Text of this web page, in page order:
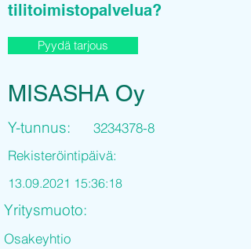
tilitoimistopalvelua?
Pyydä tarjous
MISASHA Oy
Y-tunnus:
3234378-8
Rekisteröintipäivä:
13.09.2021 15:36:18
Yritysmuoto:
Osakeyhtio